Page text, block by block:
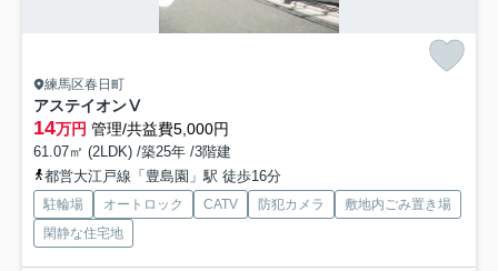
練馬区春日町
アステイオンⅤ
14万円 管理/共益費5,000円
61.07㎡ (2LDK) /築25年 /3階建
都営大江戸線「豊島園」駅 徒歩16分
駐輪場 オートロック CATV 防犯カメラ
敷地内ごみ置き場
閑静な住宅地